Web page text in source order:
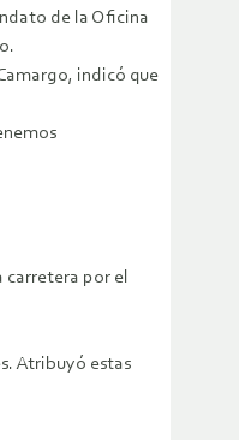
de la Oficina
indicó que
carretera por el
Atribuyó estas